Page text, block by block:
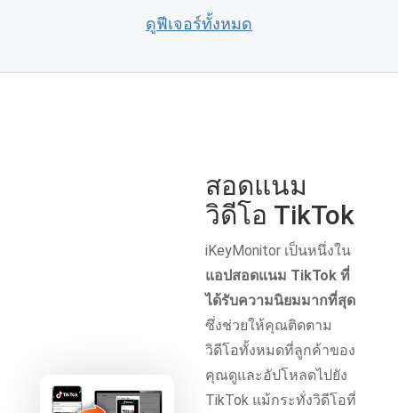
ดูฟีเจอร์ทั้งหมด
สอดแนม
วิดีโอ TikTok
iKeyMonitor เป็นหนึ่งใน
แอปสอดแนม TikTok ที่
ได้รับความนิยมมากที่สุด
ซึ่งช่วยให้คุณติดตาม
วิดีโอทั้งหมดที่ลูกค้าของ
คุณดูและอัปโหลดไปยัง
TikTok แม้กระทั่งวิดีโอที่